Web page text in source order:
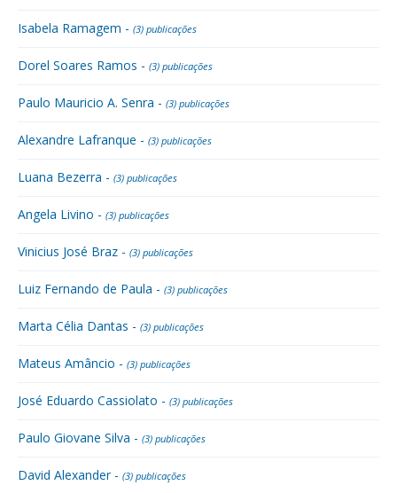
Isabela Ramagem - (3) publicações
Dorel Soares Ramos - (3) publicações
Paulo Mauricio A. Senra - (3) publicações
Alexandre Lafranque - (3) publicações
Luana Bezerra - (3) publicações
Angela Livino - (3) publicações
Vinicius José Braz - (3) publicações
Luiz Fernando de Paula - (3) publicações
Marta Célia Dantas - (3) publicações
Mateus Amâncio - (3) publicações
José Eduardo Cassiolato - (3) publicações
Paulo Giovane Silva - (3) publicações
David Alexander - (3) publicações